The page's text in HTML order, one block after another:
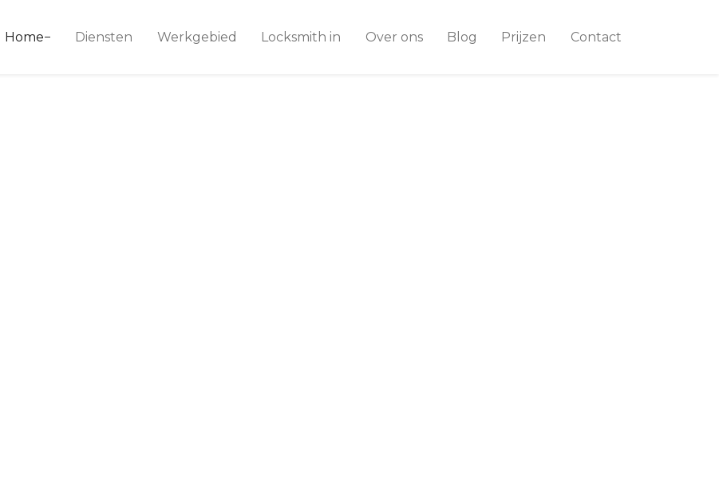
24
Home Diensten Werkgebied Locksmith in Over ons Blog Prijzen Contact